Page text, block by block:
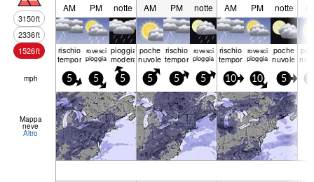
3150ft
2336ft
1526ft
AM PM notte AM PM notte AM PM notte
rischio
temporale
rovesci
pioggia
pioggia
moderata
poche
nuvole
rischio
temporale
rovesci
pioggia
rischio
temporale
rovesci
pioggia
poche
nuvole
mph 5 5 5 5 5 5 10 10 5
Mappa
neve
Altro